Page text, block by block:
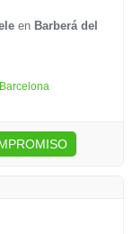
en Barberá del